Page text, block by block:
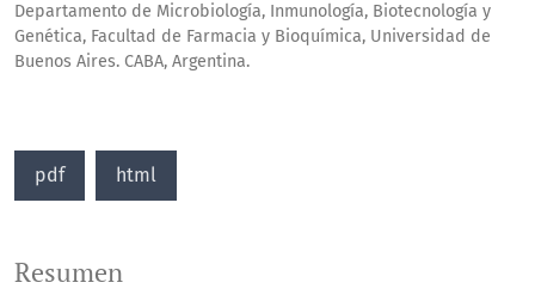
Departamento de Microbiología, Inmunología, Biotecnología y
Genética, Facultad de Farmacia y Bioquímica, Universidad de
Buenos Aires. CABA, Argentina.
pdf html
Resumen